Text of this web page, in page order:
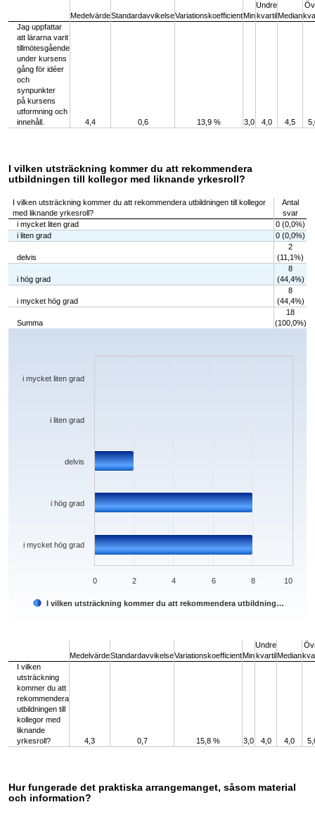
MedelvärdeStandardavvikelseVariationskoefficientMin
Undre
kvartilMedian
Jag uppfattar
att lärarna varit
tillmötesgående
under kursens
gång för idéer
och
synpunkter
på kursens
utformning och
innehåll.
4,4 0,6 13,9 % 3,0 4,0 4,5
I vilken utsträckning kommer du att rekommendera
utbildningen till kollegor med liknande yrkesroll?
I vilken utsträckning kommer du att rekommendera utbildningen till kollegor
med liknande yrkesroll?
Antal
svar
i mycket liten grad
0 (0,0%)
i liten grad
0 (0,0%)
delvis
2
(11,1%)
i hög grad
8
(44,4%)
i mycket hög grad
8
(44,4%)
Summa
18
(100,0%)
Chart
The chart has 1 X axis displaying categories.
I vilken utsträckning kommer du att rekommendera utbildning…
i mycket hög grad
i hög grad
delvis
i liten grad
i mycket liten grad
0 2 4 6 8 10
MedelvärdeStandardavvikelseVariationskoefficientMin
Undre
kvartilMedian
I vilken
utsträckning
kommer du att
rekommendera
utbildningen till
kollegor med
liknande
yrkesroll?
4,3 0,7 15,8 % 3,0 4,0 4,0
Hur fungerade det praktiska arrangemanget, såsom material
och information?